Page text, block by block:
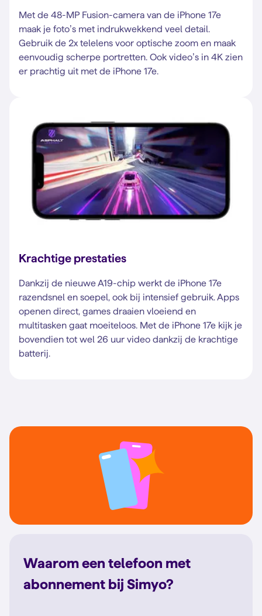
Met de 48-MP Fusion-camera van de iPhone 17e
maak je foto’s met indrukwekkend veel detail.
Gebruik de 2x telelens voor optische zoom en maak
eenvoudig scherpe portretten. Ook video’s in 4K zien
er prachtig uit met de iPhone 17e.
Krachtige prestaties
Dankzij de nieuwe A19-chip werkt de iPhone 17e
razendsnel en soepel, ook bij intensief gebruik. Apps
openen direct, games draaien vloeiend en
multitasken gaat moeiteloos. Met de iPhone 17e kijk je
bovendien tot wel 26 uur video dankzij de krachtige
batterij.
Waarom een telefoon met
abonnement bij Simyo?